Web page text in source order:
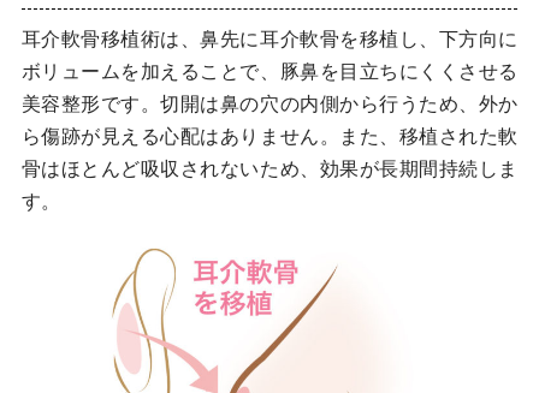
耳介軟骨移植術は、鼻先に耳介軟骨を移植し、下方向に
ボリュームを加えることで、豚鼻を目立ちにくくさせる
美容整形です。切開は鼻の穴の内側から行うため、外か
ら傷跡が見える心配はありません。また、移植された軟
骨はほとんど吸収されないため、効果が長期間持続しま
す。